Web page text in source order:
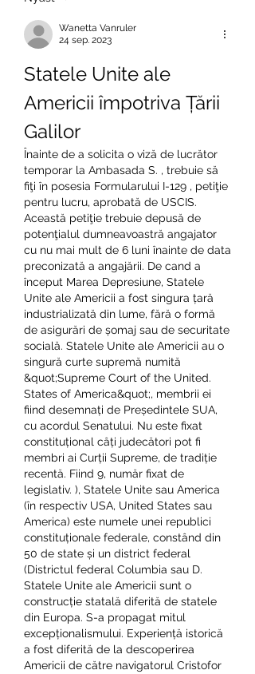
Wanetta Vanruler
24 sep. 2023
Statele Unite ale
Americii împotriva Țării
Galilor
Înainte de a solicita o viză de lucrător
temporar la Ambasada S. , trebuie să
fiţi în posesia Formularului I-129 , petiţie
pentru lucru, aprobată de USCIS.
Această petiţie trebuie depusă de
potenţialul dumneavoastră angajator
cu nu mai mult de 6 luni înainte de data
preconizată a angajării. De cand a
început Marea Depresiune, Statele
Unite ale Americii a fost singura țară
industrializată din lume, fără o formă
de asigurări de șomaj sau de securitate
socială. Statele Unite ale Americii au o
singură curte supremă numită
&quot;Supreme Court of the United.
States of America&quot;, membrii ei
fiind desemnați de Președintele SUA,
cu acordul Senatului. Nu este fixat
constituțional câți judecători pot fi
membri ai Curții Supreme, de tradiție
recentă. Fiind 9, număr fixat de
legislativ. ), Statele Unite sau America
(în respectiv USA, United States sau
America) este numele unei republici
constituționale federale, constând din
50 de state și un district federal
(Districtul federal Columbia sau D.
Statele Unite ale Americii sunt o
construcție statală diferită de statele
din Europa. S-a propagat mitul
excepționalismului. Experiență istorică
a fost diferită de la descoperirea
Americii de către navigatorul Cristofor